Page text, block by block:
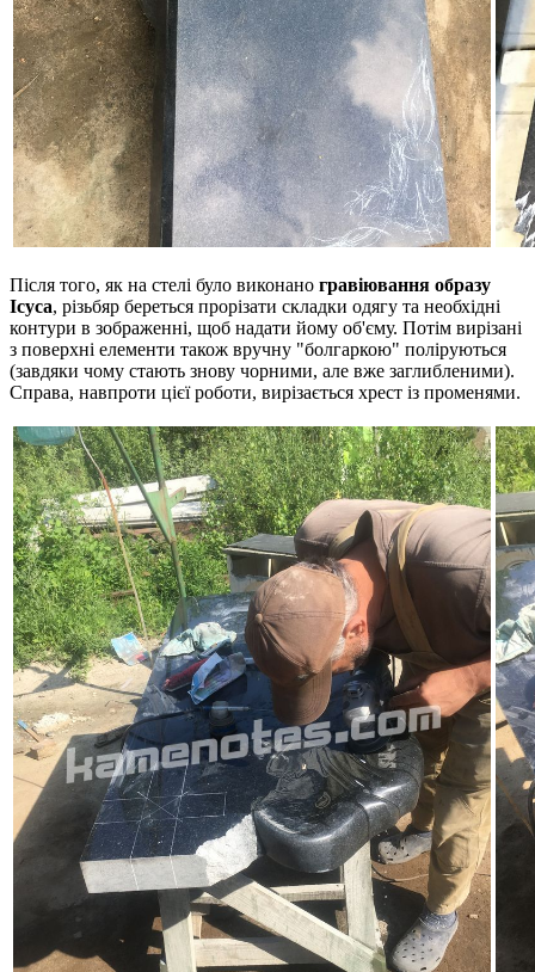
Після того, як на стелі було виконано гравіювання образу
Ісуса, різьбяр береться прорізати складки одягу та необхідні
контури в зображенні, щоб надати йому об'єму. Потім вирізані
з поверхні елементи також вручну "болгаркою" поліруються
(завдяки чому стають знову чорними, але вже заглибленими).
Справа, навпроти цієї роботи, вирізається хрест із променями.